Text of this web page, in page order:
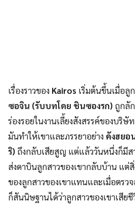
เรื่องราวของ Kairos เริ่มต้นขึ้นเมื่อลู
ซอจิน (รับบทโดย ชินซองรก) ถูกลั
ร่องรอยในงานเลี้ยงสังสรรค์ของบริ
มันทำให้เขาและภรรยาอย่าง คังฮยอ
ริ) ถึงกลับเสียสูญ แต่แล้ววันหนึ่งก็มีส
ส่งดาบินลูกสาวของเขากลับบ้าน แต่
ของลูกสาวของเขาแทนและเมื่อตรว
ก็สันนิษฐานได้ว่าลูกสาวของเขาเสี